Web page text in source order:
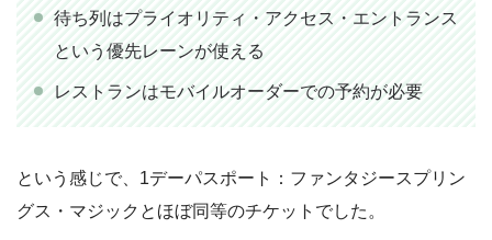
待ち列はプライオリティ・アクセス・エントランス
という優先レーンが使える
レストランはモバイルオーダーでの予約が必要
という感じで、1デーパスポート：ファンタジースプリン
グス・マジックとほぼ同等のチケットでした。